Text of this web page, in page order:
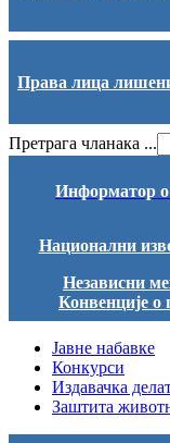
Права лица
Претрага чланака ...
Информатор о
Национални
Независни
Конвенције о
Јавне набавке
Конкурси
Издавачка
Заштита